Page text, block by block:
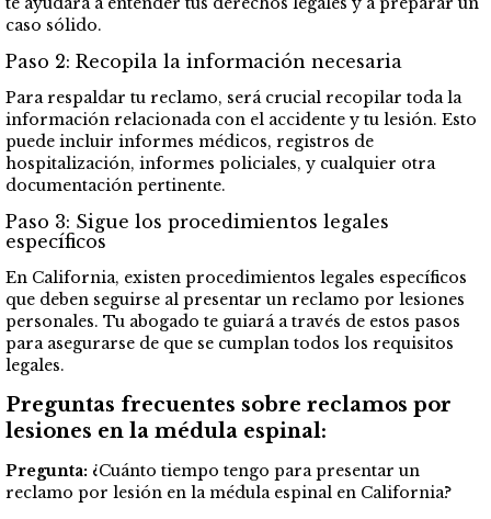
caso sólido.
Paso 2: Recopila la información necesaria
Para respaldar tu reclamo, será crucial recopilar toda la
información relacionada con el accidente y tu lesión. Esto
puede incluir informes médicos, registros de
hospitalización, informes policiales, y cualquier otra
documentación pertinente.
Paso 3: Sigue los procedimientos legales
específicos
En California, existen procedimientos legales específicos
que deben seguirse al presentar un reclamo por lesiones
personales. Tu abogado te guiará a través de estos pasos
para asegurarse de que se cumplan todos los requisitos
legales.
Preguntas frecuentes sobre reclamos por
lesiones en la médula espinal:
Pregunta: ¿Cuánto tiempo tengo para presentar un
reclamo por lesión en la médula espinal en California?